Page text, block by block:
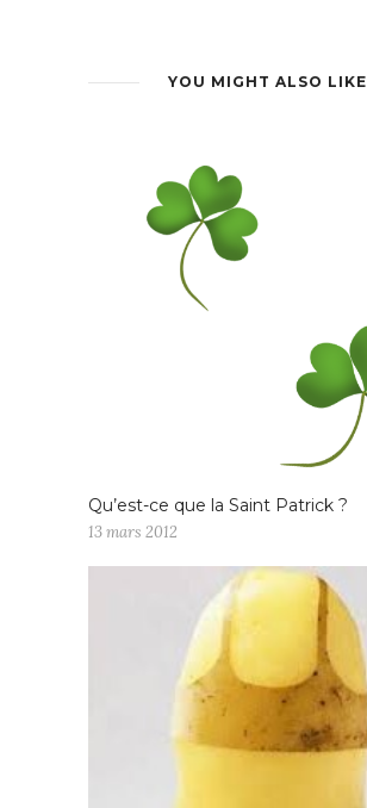
YOU MIGHT ALSO LIKE
Qu’est-ce que la Saint Patrick ?
13 mars 2012